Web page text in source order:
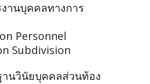
านบุคคลทางการ
Personnel
Subdivision
นวินัยบุคคลส่วนท้อง